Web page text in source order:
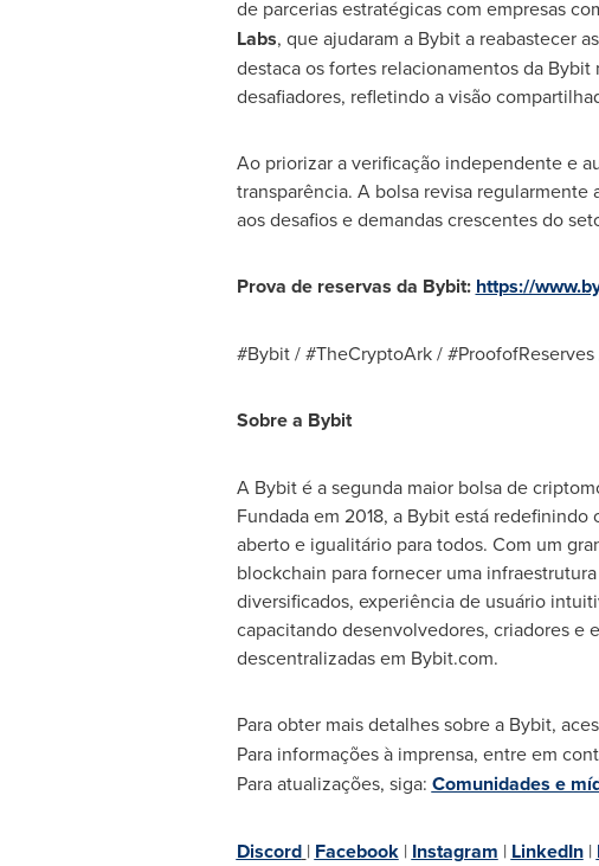
de parcerias estratégicas com empresas
Labs, que ajudaram a Bybit a reabastecer
destaca os fortes relacionamentos da
desafiadores, refletindo a visão
Ao priorizar a verificação independente e
transparência. A bolsa revisa
aos desafios e demandas crescentes do
Prova de reservas da Bybit: https://
#Bybit / #TheCryptoArk / #ProofofReserves
Sobre a Bybit
A Bybit é a segunda maior bolsa de
Fundada em 2018, a Bybit está
aberto e igualitário para todos. Com um
blockchain para fornecer uma
diversificados, experiência de usuário
capacitando desenvolvedores, criadores e
descentralizadas em Bybit.com.
Para obter mais detalhes sobre a Bybit,
Para informações à imprensa, entre em
Para atualizações, siga: Comunidades e
Discord | Facebook| Instagram | LinkedIn|